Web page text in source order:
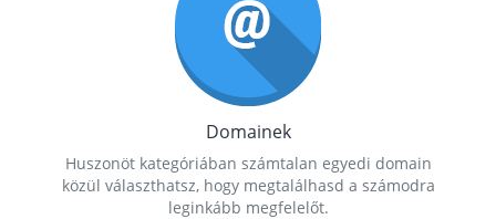
Domainek
Huszonöt kategóriában számtalan egyedi domain
közül választhatsz, hogy megtalálhasd a számodra
leginkább megfelelőt.